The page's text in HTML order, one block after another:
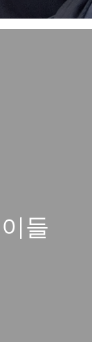
들